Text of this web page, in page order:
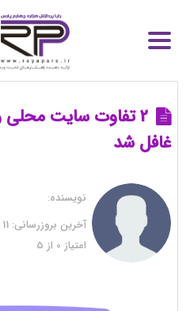
2 تفاوت سایت محلی
غافل شد
نویسنده:
آخرین بروزرسانی:
امتیاز 0 از 5